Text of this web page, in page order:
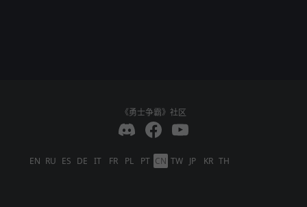
《勇士争霸》社区
EN RU ES DE IT FR PL PT CN TW JP KR TH